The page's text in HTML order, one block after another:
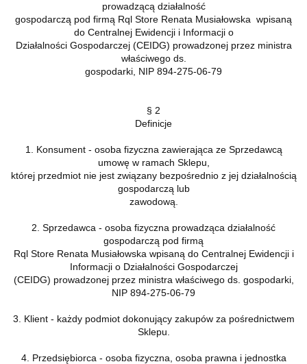
prowadzącą działalność
gospodarczą pod firmą Rql Store Renata Musiałowska wpisaną
do Centralnej Ewidencji i Informacji o
Działalności Gospodarczej (CEIDG) prowadzonej przez ministra
właściwego ds.
gospodarki, NIP 894-275-06-79
§ 2
Definicje
1. Konsument - osoba fizyczna zawierająca ze Sprzedawcą
umowę w ramach Sklepu,
której przedmiot nie jest związany bezpośrednio z jej działalnością
gospodarczą lub
zawodową.
2. Sprzedawca - osoba fizyczna prowadząca działalność
gospodarczą pod firmą
Rql Store Renata Musiałowska wpisaną do Centralnej Ewidencji i
Informacji o Działalności Gospodarczej
(CEIDG) prowadzonej przez ministra właściwego ds. gospodarki,
NIP 894-275-06-79
3. Klient - każdy podmiot dokonujący zakupów za pośrednictwem
Sklepu.
4. Przedsiębiorca - osoba fizyczna, osoba prawna i jednostka